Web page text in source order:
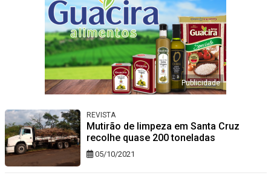
REVISTA
Mutirão de limpeza em Santa Cruz
recolhe quase 200 toneladas
05/10/2021